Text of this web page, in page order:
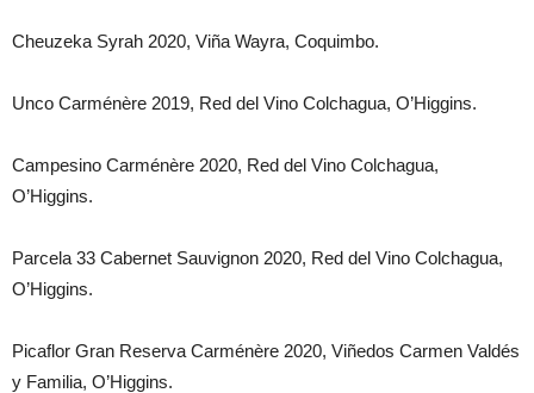
Cheuzeka Syrah 2020, Viña Wayra, Coquimbo.
Unco Carménère 2019, Red del Vino Colchagua, O’Higgins.
Campesino Carménère 2020, Red del Vino Colchagua,
O’Higgins.
Parcela 33 Cabernet Sauvignon 2020, Red del Vino Colchagua,
O’Higgins.
Picaflor Gran Reserva Carménère 2020, Viñedos Carmen Valdés
y Familia, O’Higgins.